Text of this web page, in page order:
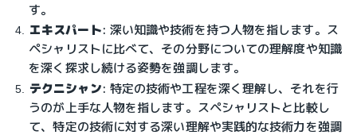
す。
エキスパート: 深い知識や技術を持つ人物を指します。ス
ペシャリストに比べて、その分野についての理解度や知識
を深く探求し続ける姿勢を強調します。
テクニシャン: 特定の技術や工程を深く理解し、それを行
うのが上手な人物を指します。スペシャリストと比較し
て、特定の技術に対する深い理解や実践的な技術力を強調